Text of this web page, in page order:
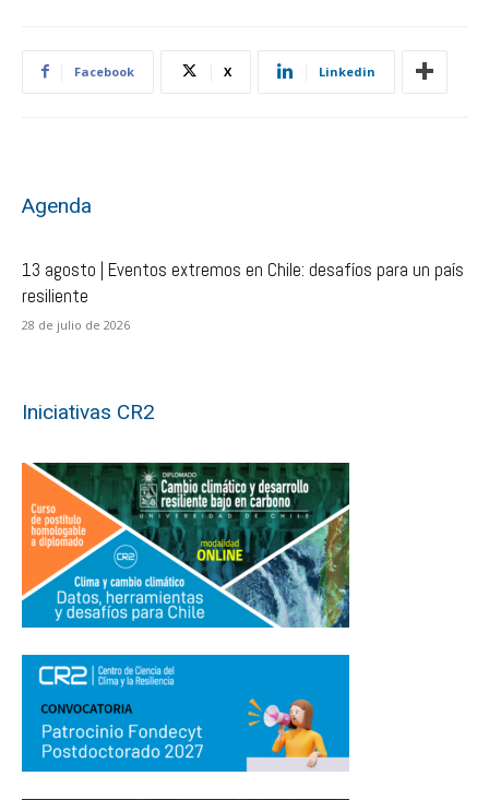
Facebook X Linkedin
Agenda
13 agosto | Eventos extremos en Chile: desafíos para un país
resiliente
28 de julio de 2026
Iniciativas CR2